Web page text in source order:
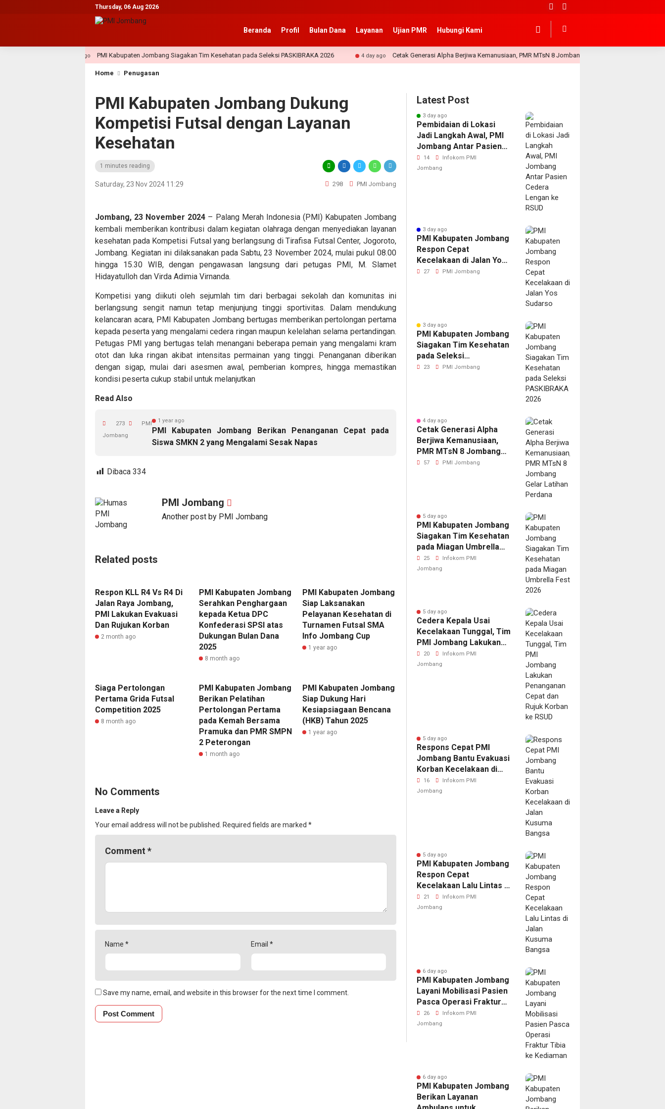
Thursday, 06 Aug 2026
Beranda Profil Bulan Dana Layanan Ujian PMR Hubungi Kami
PMI Kabupaten Jombang Siagakan Tim Kesehatan pada Seleksi PASKIBRAKA 2026 4 day ago Cetak Generasi Alpha Berjiwa Kemanusiaan, PMR MTsN 8 Jombang Gelar Latihan Perdana
Home Penugasan
PMI Kabupaten Jombang Dukung
Kompetisi Futsal dengan Layanan
Kesehatan
1 minutes reading
Saturday, 23 Nov 2024 11:29 298 PMI Jombang
Jombang, 23 November 2024 – Palang Merah Indonesia (PMI) Kabupaten Jombang
kembali memberikan kontribusi dalam kegiatan olahraga dengan menyediakan layanan
kesehatan pada Kompetisi Futsal yang berlangsung di Tirafisa Futsal Center, Jogoroto,
Jombang. Kegiatan ini dilaksanakan pada Sabtu, 23 November 2024, mulai pukul 08.00
hingga 15.30 WIB, dengan pengawasan langsung dari petugas PMI, M. Slamet
Hidayatulloh dan Virda Adimia Virnanda.
Kompetisi yang diikuti oleh sejumlah tim dari berbagai sekolah dan komunitas ini
berlangsung sengit namun tetap menjunjung tinggi sportivitas. Dalam mendukung
kelancaran acara, PMI Kabupaten Jombang bertugas memberikan pertolongan pertama
kepada peserta yang mengalami cedera ringan maupun kelelahan selama pertandingan.
Petugas PMI yang bertugas telah menangani beberapa pemain yang mengalami kram
otot dan luka ringan akibat intensitas permainan yang tinggi. Penanganan diberikan
dengan sigap, mulai dari asesmen awal, pemberian kompres, hingga memastikan
kondisi peserta cukup stabil untuk melanjutkan
Read Also
1 year ago
PMI Kabupaten Jombang Berikan Penanganan Cepat pada
Siswa SMKN 2 yang Mengalami Sesak Napas
273
PMI
Jombang
Dibaca 334
PMI Jombang
Another post by PMI Jombang
Related posts
Respon KLL R4 Vs R4 Di
Jalan Raya Jombang,
PMI Lakukan Evakuasi
Dan Rujukan Korban
2 month ago
PMI Kabupaten Jombang
Serahkan Penghargaan
kepada Ketua DPC
Konfederasi SPSI atas
Dukungan Bulan Dana
2025
8 month ago
PMI Kabupaten Jombang
Siap Laksanakan
Pelayanan Kesehatan di
Turnamen Futsal SMA
Info Jombang Cup
1 year ago
Siaga Pertolongan
Pertama Grida Futsal
Competition 2025
8 month ago
PMI Kabupaten Jombang
Berikan Pelatihan
Pertolongan Pertama
pada Kemah Bersama
Pramuka dan PMR SMPN
2 Peterongan
1 month ago
PMI Kabupaten Jombang
Siap Dukung Hari
Kesiapsiagaan Bencana
(HKB) Tahun 2025
1 year ago
No Comments
Leave a Reply
Your email address will not be published.
Required fields are marked *
Comment *
Name * Email *
Save my name, email, and website in this browser for the next time I comment.
Latest Post
3 day ago
Pembidaian di Lokasi
Jadi Langkah Awal, PMI
Jombang Antar Pasien
Cedera Lengan ke RSUD
14
Infokom PMI
Jombang
3 day ago
PMI Kabupaten Jombang
Respon Cepat
Kecelakaan di Jalan Yos
Sudarso
27 PMI Jombang
3 day ago
PMI Kabupaten Jombang
Siagakan Tim Kesehatan
pada Seleksi
PASKIBRAKA 2026
23 PMI Jombang
4 day ago
Cetak Generasi Alpha
Berjiwa Kemanusiaan,
PMR MTsN 8 Jombang
Gelar Latihan Perdana
57 PMI Jombang
5 day ago
PMI Kabupaten Jombang
Siagakan Tim Kesehatan
pada Miagan Umbrella
Fest 2026
25
Infokom PMI
Jombang
5 day ago
Cedera Kepala Usai
Kecelakaan Tunggal, Tim
PMI Jombang Lakukan
Penanganan Cepat dan
Rujuk Korban ke RSUD
20
Infokom PMI
Jombang
5 day ago
Respons Cepat PMI
Jombang Bantu Evakuasi
Korban Kecelakaan di
Jalan Kusuma Bangsa
16
Infokom PMI
Jombang
5 day ago
PMI Kabupaten Jombang
Respon Cepat
Kecelakaan Lalu Lintas di
Jalan Kusuma Bangsa
21
Infokom PMI
Jombang
6 day ago
PMI Kabupaten Jombang
Layani Mobilisasi Pasien
Pasca Operasi Fraktur
Tibia ke Kediaman
26
Infokom PMI
Jombang
6 day ago
PMI Kabupaten Jombang
Berikan Layanan